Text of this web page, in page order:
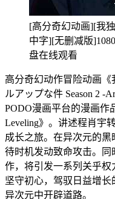
[高分奇幻动画][我
中字][无删减版
盘在线观看
高分奇幻动作冒险动画
ルアップな件 Season 2 -
PODO漫画平台的漫画作
Leveling》。讲述程肖宇
成长之旅。在异次元的
待时机发动致命攻击。
作，将引发一系列关乎
坚守初心，驾驭日益增
异次元中开辟道路。